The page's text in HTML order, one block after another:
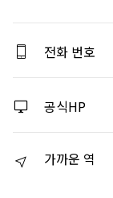
전화 번호
공식HP
가까운 역